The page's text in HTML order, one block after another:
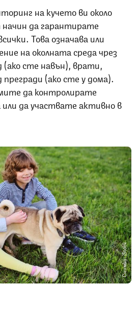
на кучето ви около
да гарантирате
Това означава или
на околната среда чрез
(ако сте навън), врати,
прегради (ако сте у дома).
да контролирате
да участвате активно в
Снимка: iStock